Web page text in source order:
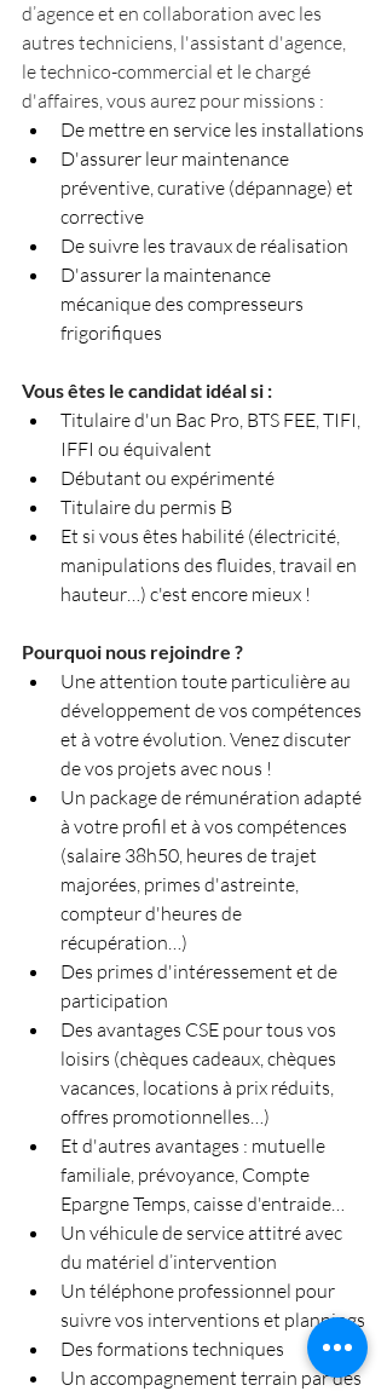
d’agence et en collaboration avec les
autres techniciens, l'assistant d'agence,
le technico-commercial et le chargé
d'affaires, vous aurez pour missions :
De mettre en service les installations
D'assurer leur maintenance
préventive, curative (dépannage) et
corrective
De suivre les travaux de réalisation
D'assurer la maintenance
mécanique des compresseurs
frigorifiques
Vous êtes le candidat idéal si :
Titulaire d'un Bac Pro, BTS FEE, TIFI,
IFFI ou équivalent
Débutant ou expérimenté
Titulaire du permis B
Et si vous êtes habilité (électricité,
manipulations des fluides, travail en
hauteur…) c'est encore mieux !
Pourquoi nous rejoindre ?
Une attention toute particulière au
développement de vos compétences
et à votre évolution. Venez discuter
de vos projets avec nous !
Un package de rémunération adapté
à votre profil et à vos compétences
(salaire 38h50, heures de trajet
majorées, primes d'astreinte,
compteur d'heures de
récupération…)
Des primes d'intéressement et de
participation
Des avantages CSE pour tous vos
loisirs (chèques cadeaux, chèques
vacances, locations à prix réduits,
offres promotionnelles…)
Et d'autres avantages : mutuelle
familiale, prévoyance, Compte
Epargne Temps, caisse d'entraide…
Un véhicule de service attitré avec
du matériel d’intervention
Un téléphone professionnel pour
suivre vos interventions et plannings
Des formations techniques
Un accompagnement terrain par des